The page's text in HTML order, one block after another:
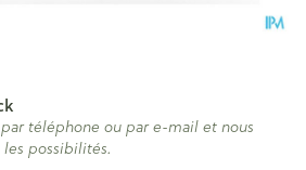
téléphone ou par e-mail et nous
possibilités.